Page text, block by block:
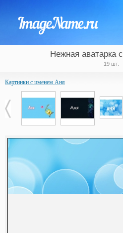
Нежная аватарка
19 шт.
Картинки с именем Аня